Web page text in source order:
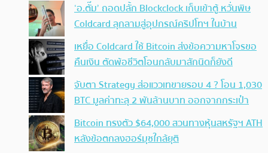
‘อ.ตั๊ม’ ถอดปลั้ก Blockclock เก็บเข้าตู้ หวั่นพิษ
Coldcard ลุกลามสู่อุปกรณ์คริปโทฯ ในบ้าน
เหยื่อ Coldcard ใช้ Bitcoin ส่งข้อความหาโจรขอ
คืนเงิน ตัดพ้อชีวิตโอนกลับมาสักนิดก็ยังดี
จับตา Strategy ส่อแววเทขายรอบ 4 ? โอน 1,030
BTC มูลค่าทะลุ 2 พันล้านบาท ออกจากกระเป๋า
Bitcoin ทรงตัว $64,000 สวนทางหุ้นสหรัฐฯ ATH
หลังข้อตกลงฮอร์มุซใกล้ยุติ